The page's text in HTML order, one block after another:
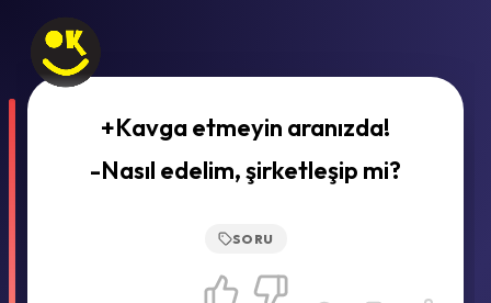
+Kavga etmeyin aranızda!
-Nasıl edelim, şirketleşip mi?
SORU